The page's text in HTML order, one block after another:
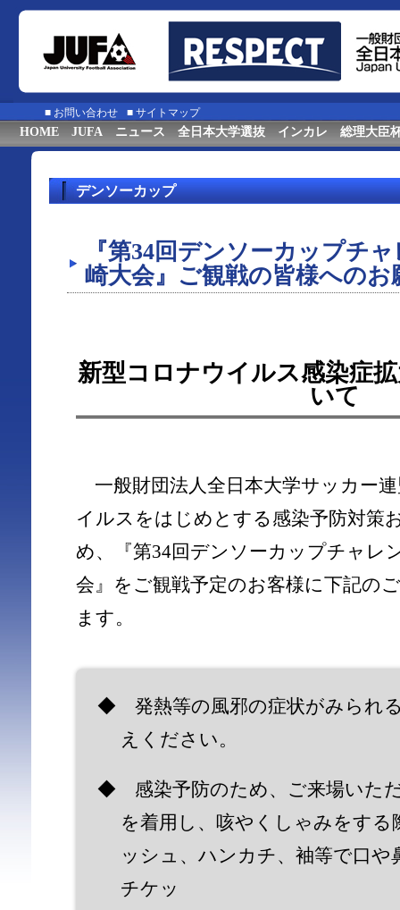
■ お問い合わせ ■ サイトマップ
HOME JUFA ニュース 全日本大学選抜 インカレ 総理大臣
デンソーカップ
『第34回デンソーカップチ
崎大会』ご観戦の皆様へのお
新型コロナウイルス感染症
いて
一般財団法人全日本大学サッカー
イルスをはじめとする感染予防対策
め、『第34回デンソーカップチャレ
会』をご観戦予定のお客様に下記の
ます。
◆ 発熱等の風邪の症状がみられ
えください。
◆ 感染予防のため、ご来場いた
を着用し、咳やくしゃみをす
ッシュ、ハンカチ、袖等で口や
チケッ